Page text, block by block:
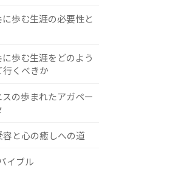
歩む生涯の必要性と
歩む生涯をどのよう
行くべきか
の歩まれたアガペー
と心の癒しへの道
イブル